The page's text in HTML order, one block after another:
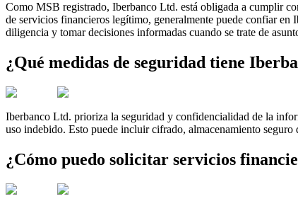
Como MSB registrado, Iberbanco Ltd. está obligada a cumplir
de servicios financieros legítimo, generalmente puede confiar en
diligencia y tomar decisiones informadas cuando se trate de
¿Qué medidas de seguridad tiene
Iberbanco Ltd. prioriza la seguridad y confidencialidad de la
uso indebido. Esto puede incluir cifrado, almacenamiento
¿Cómo puedo solicitar servicios